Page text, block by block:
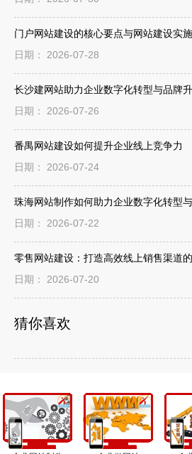
门户网站建设的核心要点与网站建设实
日期： 2026-07-28
长沙建网站助力企业数字化转型与品牌
日期： 2026-07-26
番禺网站建设如何提升企业线上竞争力
日期： 2026-07-24
珠海网站制作如何助力企业数字化转型
日期： 2026-07-22
零售网站建设：打造高效线上销售渠道
日期： 2026-07-20
猜你喜欢